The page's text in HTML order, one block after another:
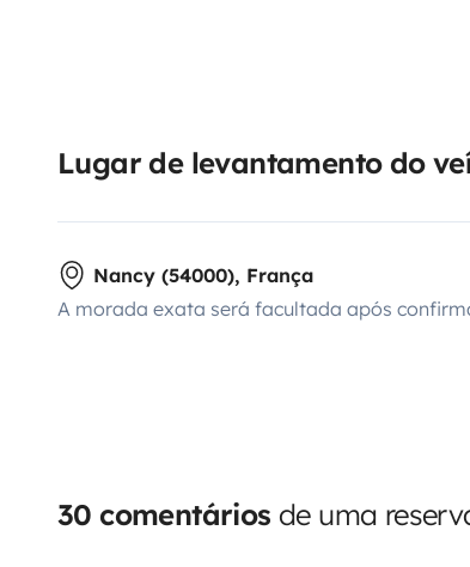
Lugar de levantamento do
Nancy (54000), França
A morada exata será facultada após
30 comentários de uma